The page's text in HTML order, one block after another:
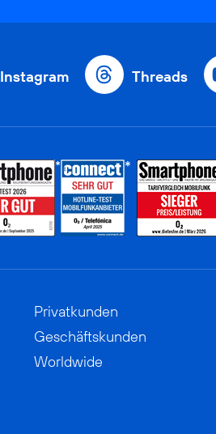
Instagram Threads
Privatkunden
Geschäftskunden
Worldwide